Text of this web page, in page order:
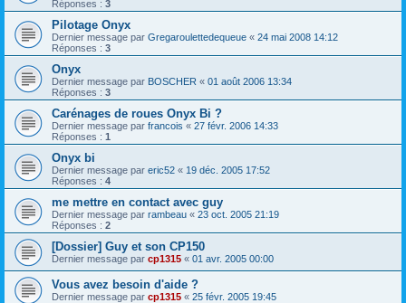
Réponses : 3
Pilotage Onyx
Dernier message par Gregaroulettedequeue « 24 mai 2008 14:12
Réponses : 3
Onyx
Dernier message par BOSCHER « 01 août 2006 13:34
Réponses : 3
Carénages de roues Onyx Bi ?
Dernier message par francois « 27 févr. 2006 14:33
Réponses : 1
Onyx bi
Dernier message par eric52 « 19 déc. 2005 17:52
Réponses : 4
me mettre en contact avec guy
Dernier message par rambeau « 23 oct. 2005 21:19
Réponses : 2
[Dossier] Guy et son CP150
Dernier message par cp1315 « 01 avr. 2005 00:00
Vous avez besoin d'aide ?
Dernier message par cp1315 « 25 févr. 2005 19:45